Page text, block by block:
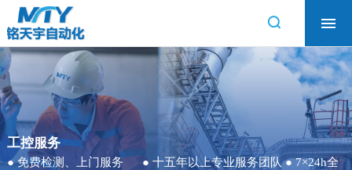
工控服务
技术支持
资料下载
工控服务
● 免费检测、上门服务 ● 十五年以上专业服务团队 ● 7×24h全